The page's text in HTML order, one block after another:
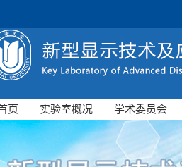
页 实验室概况 学术委员会